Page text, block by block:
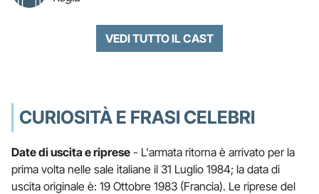
VEDI TUTTO IL CAST
CURIOSITÀ E FRASI CELEBRI
Date di uscita e riprese - L'armata ritorna è arrivato per la
prima volta nelle sale italiane il 31 Luglio 1984; la data di
uscita originale è: 19 Ottobre 1983 (Francia). Le riprese del